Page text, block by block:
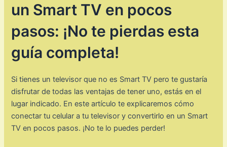
un Smart TV en pocos
pasos: ¡No te pierdas esta
guía completa!
Si tienes un televisor que no es Smart TV pero te gustaría
disfrutar de todas las ventajas de tener uno, estás en el
lugar indicado. En este artículo te explicaremos cómo
conectar tu celular a tu televisor y convertirlo en un Smart
TV en pocos pasos. ¡No te lo puedes perder!